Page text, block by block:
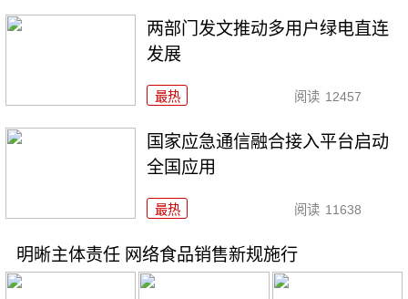
两部门发文推动多用户绿电直连
发展
最热 阅读 12457
国家应急通信融合接入平台启动
全国应用
最热 阅读 11638
明晰主体责任 网络食品销售新规施行